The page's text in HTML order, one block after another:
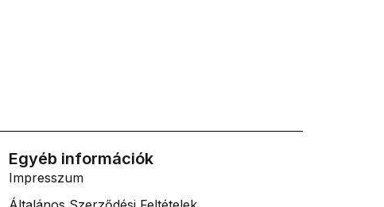
Egyéb információk
Impresszum